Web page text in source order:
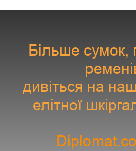
Більше сумок,
дивіться на
елітної